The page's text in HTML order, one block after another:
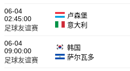
06-04
02:45:00
足球友谊赛
卢森堡
意大利
06-04
09:00:00
足球友谊赛
韩国
萨尔瓦多